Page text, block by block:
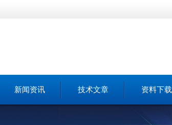
新闻资讯 技术文章 资料下载